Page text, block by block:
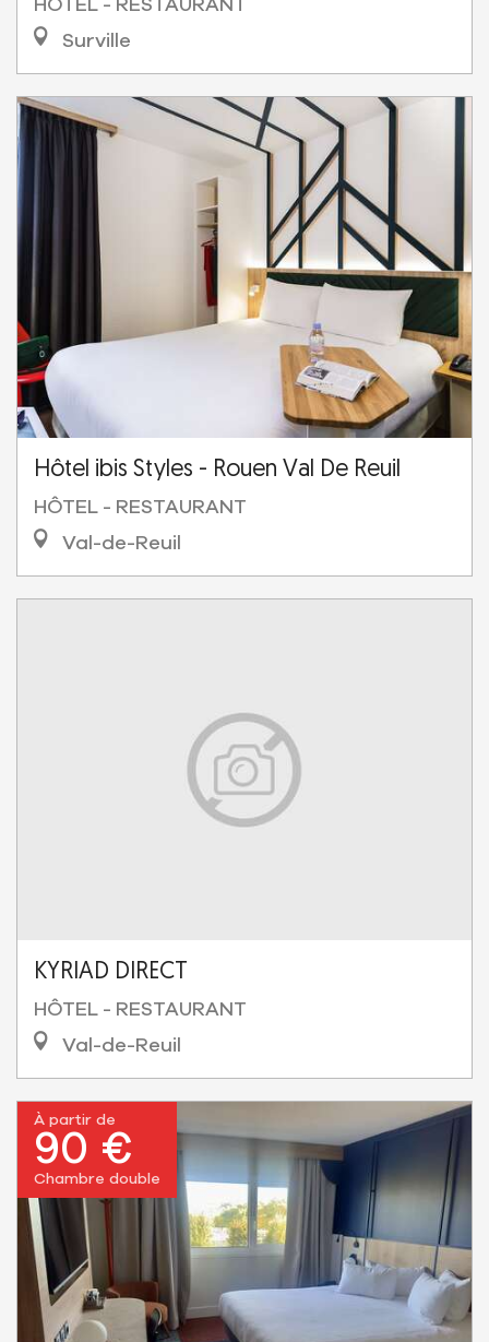
HÔTEL - RESTAURANT
Surville
Hôtel ibis Styles - Rouen Val De Reuil
HÔTEL - RESTAURANT
Val-de-Reuil
KYRIAD DIRECT
HÔTEL - RESTAURANT
Val-de-Reuil
À partir de
90 €
Chambre double